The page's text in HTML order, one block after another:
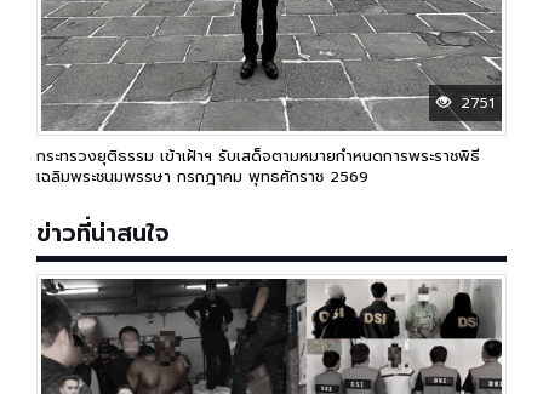
2751
กระทรวงยุติธรรม เข้าเฝ้าฯ รับเสด็จ​ตามหมายกำหนดการพระราชพิธี
เฉลิมพระชนมพรรษา กรกฎาคม พุทธศักราช 2569
ข่าวที่น่าสนใจ